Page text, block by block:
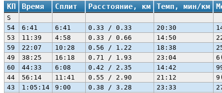
КП Время Сплит Расстояние, км Темп, мин/км
S
54
6:41 6:41 0.33 / 0.33 20:30
53
11:39 4:58 0.33 / 0.66 14:50
59
22:07 10:28 0.56 / 1.22 18:38
49
38:25 16:18 0.71 / 1.93 23:04
60
44:33 6:08 0.42 / 2.35 14:42
44
56:14 11:41 0.55 / 2.90 21:12
43
1:05:14 9:00 0.38 / 3.28 23:33